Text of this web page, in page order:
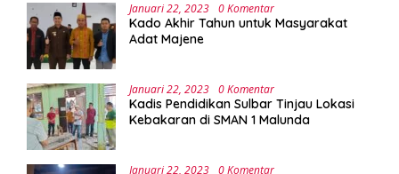
Januari 22, 2023 0 Komentar
Kado Akhir Tahun untuk Masyarakat
Adat Majene
Januari 22, 2023 0 Komentar
Kadis Pendidikan Sulbar Tinjau Lokasi
Kebakaran di SMAN 1 Malunda
Januari 22, 2023 0 Komentar